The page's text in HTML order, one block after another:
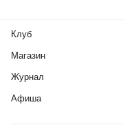
Клуб
Магазин
Журнал
Афиша